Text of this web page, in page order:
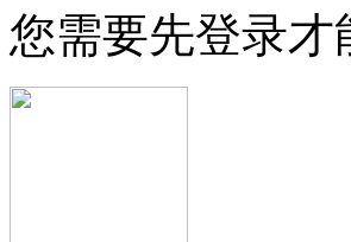
您需要先登录才